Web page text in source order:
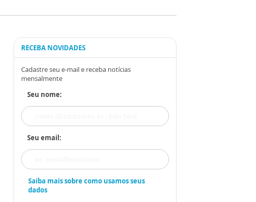
RECEBA NOVIDADES
Cadastre seu e-mail e receba notícias
mensalmente
Seu nome:
Seu email:
Saiba mais sobre como usamos seus
dados